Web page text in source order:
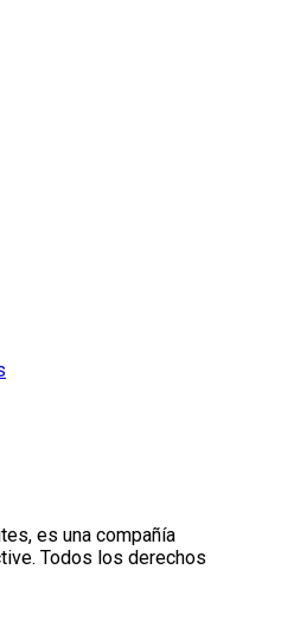
es una compañía
Todos los derechos